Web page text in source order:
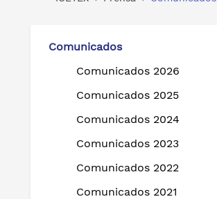
Comunicados
Comunicados 2026
Comunicados 2025
Comunicados 2024
Comunicados 2023
Comunicados 2022
Comunicados 2021